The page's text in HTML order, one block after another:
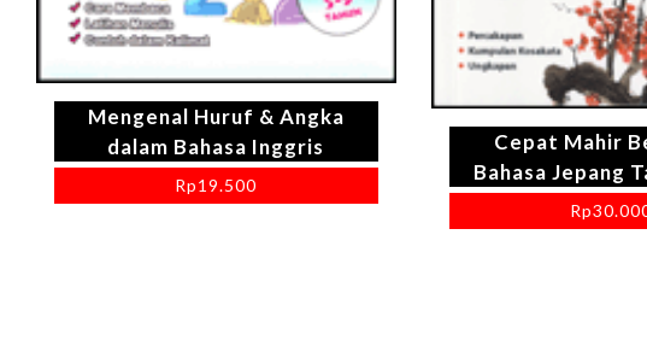
Mengenal Huruf & Angka
dalam Bahasa Inggris
Rp19.500
Cepat Mahir
Bahasa Jepang
Rp